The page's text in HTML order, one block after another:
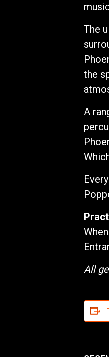
The
the
A
All